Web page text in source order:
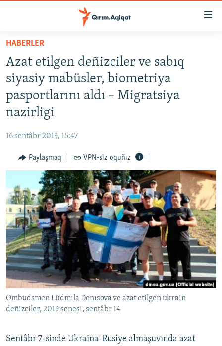
Esas
qaytmaq
Baş
navigatsiyağa
qaytmaq
Qıdıruvğa
İQTİSADİYAT
CEMİYET
İNSAN AQLARI
VİDEO
BLOGLAR
FİKİR
Русский
Українською
QOŞULIÑIZ!
HABERLER
Azat etilgen deñizciler ve sabıq
siyasiy mabüsler, biometriya
pasportlarını aldı – Migratsiya
nazirligi
16 sentâbr 2019, 15:47
Paylaşmaq VPN-siz oquñız
Ombudsmen Lüdmıla Denısova ve azat etilgen ukrain
deñizciler, 2019 senesi, sentâbr 14
Sentâbr 7-sinde Ukraina-Rusiye almaşuvında azat